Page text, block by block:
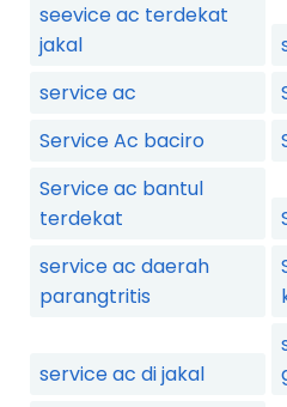
seevice ac terdekat
jakal
service ac
Service Ac baciro
Service ac bantul
terdekat
service ac daerah
parangtritis
service ac di jakal